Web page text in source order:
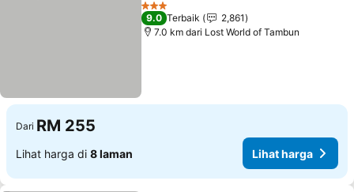
3 Bintang
9.0 Terbaik
2,861
7.0 km dari Lost World of Tambun
Dari RM 255
Lihat harga di 8 laman Lihat harga